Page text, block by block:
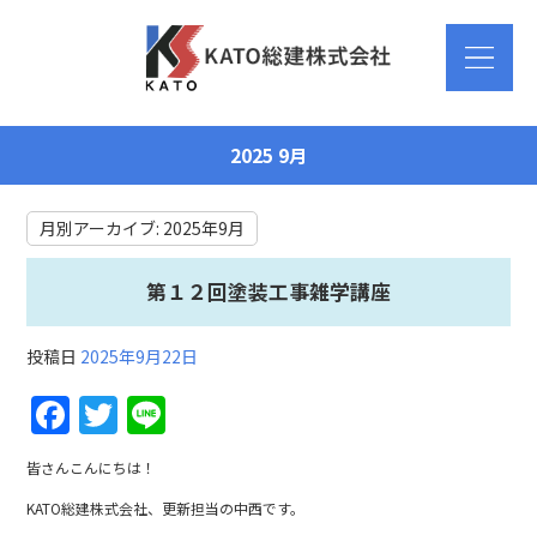
2025 9月
月別アーカイブ: 2025年9月
第１２回塗装工事雑学講座
投稿日 2025年9月22日
F
a
c
e
T
w
itt
er
e
皆さんこんにちは！
KATO総建株式会社、更新担当の中西です。